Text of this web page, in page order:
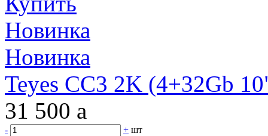
Новинка
Новинка
Teyes CC3 2K (4+32Gb
31 500 a
- + шт